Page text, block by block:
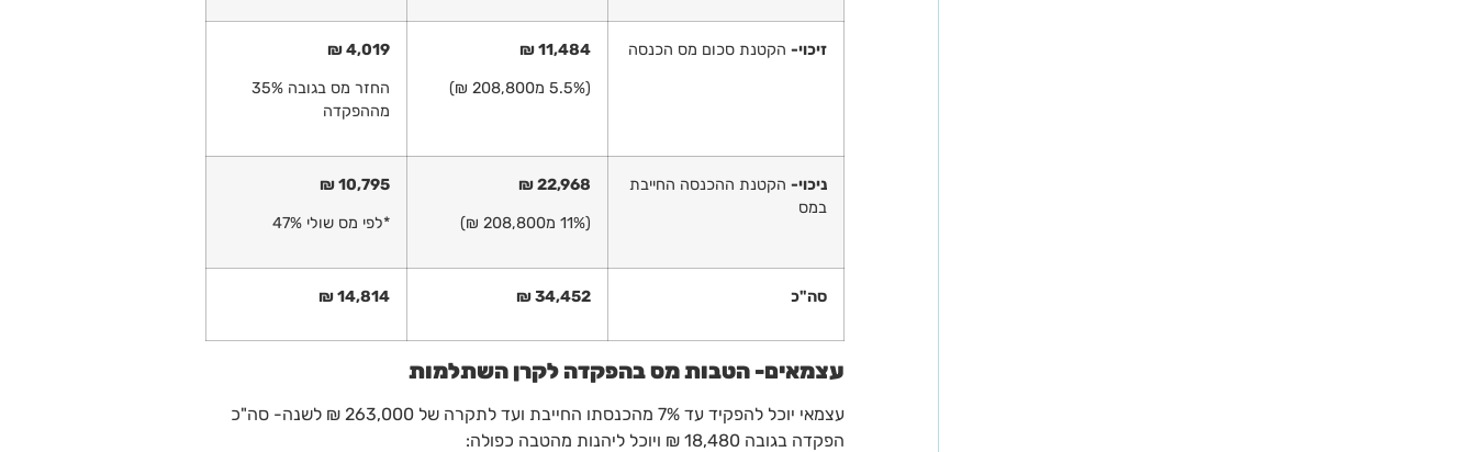
זיכוי-הקטנת סכום מס הכנסה 11,484 ₪
(5.5% מ208,800 ₪)
4,019 ₪
החזר מס בגובה 35%
מההפקדה
ניכוי-הקטנת ההכנסה החייבת
במס
22,968 ₪
(11% מ208,800 ₪)
10,795 ₪
*לפי מס שולי 47%
סה"כ 34,452 ₪
14,814 ₪
עצמאים- הטבות מס בהפקדה לקרן השתלמות
עצמאי יוכל להפקיד עד 7% מהכנסתו החייבת ועד לתקרה של 263,000 ₪ לשנה- סה"כ
הפקדה בגובה 18,480 ₪ ויוכל ליהנות מהטבה כפולה: